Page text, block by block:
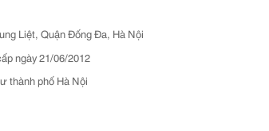
Liệt, Quận Đống Đa, Hà Nội
ngày 21/06/2012
thành phố Hà Nội